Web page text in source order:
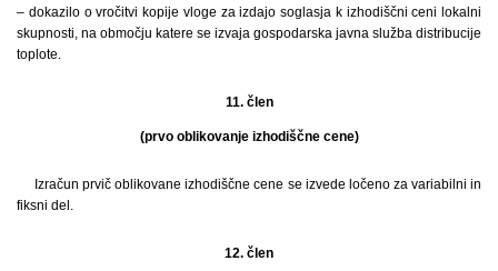
– dokazilo o vročitvi kopije vloge za izdajo soglasja k izhodiščni ceni lokalni
skupnosti, na območju katere se izvaja gospodarska javna služba distribucije
toplote.
11. člen
(prvo oblikovanje izhodiščne cene)
Izračun prvič oblikovane izhodiščne cene se izvede ločeno za variabilni in
fiksni del.
12. člen